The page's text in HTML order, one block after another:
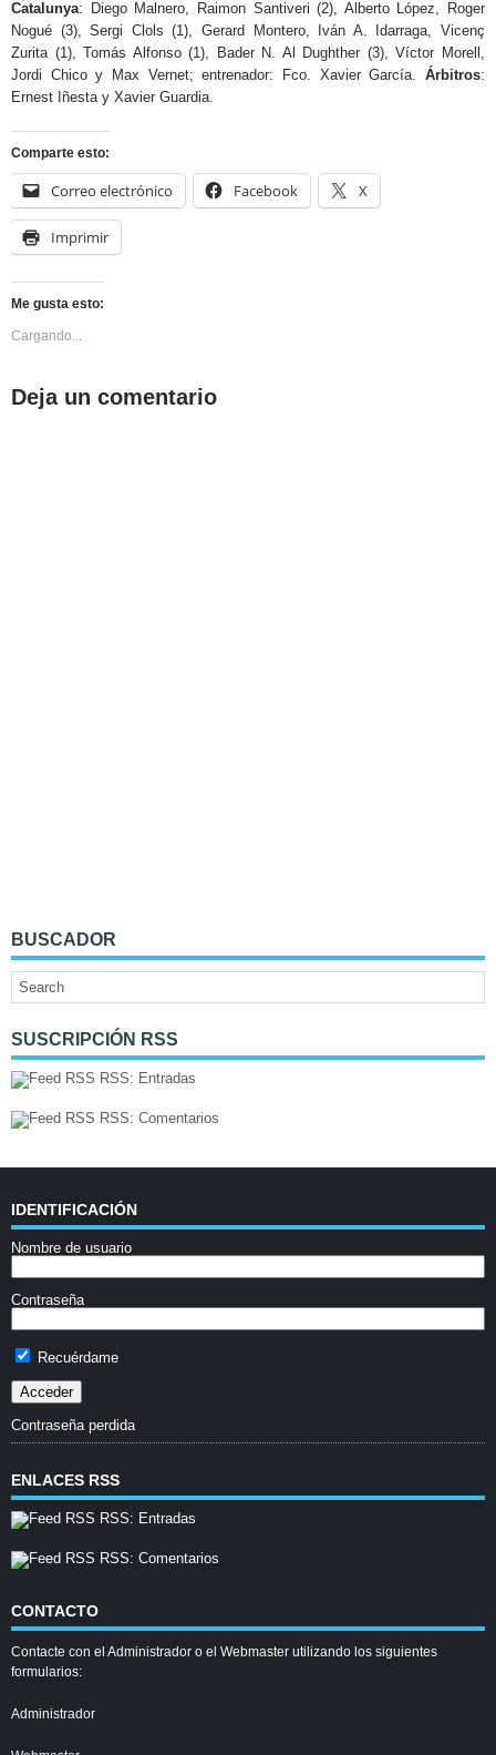
Catalunya: Diego Malnero, Raimon Santiveri (2), Alberto López, Roger
Nogué (3), Sergi Clols (1), Gerard Montero, Iván A. Idarraga, Vicenç
Zurita (1), Tomás Alfonso (1), Bader N. Al Dughther (3), Víctor Morell,
Jordi Chico y Max Vernet; entrenador: Fco. Xavier García. Árbitros:
Ernest Iñesta y Xavier Guardia.
Comparte esto:
Correo electrónico Facebook X
Imprimir
Me gusta esto:
Cargando...
Deja un comentario
BUSCADOR
SUSCRIPCIÓN RSS
RSS: Entradas
RSS: Comentarios
IDENTIFICACIÓN
Nombre de usuario
Contraseña
Recuérdame
Contraseña perdida
ENLACES RSS
RSS: Entradas
RSS: Comentarios
CONTACTO
Contacte con el Administrador o el Webmaster utilizando los siguientes
formularios:
Administrador